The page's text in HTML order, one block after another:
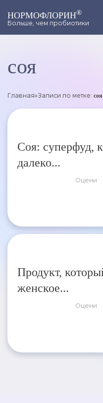
НОРМОФЛОРИН®
Больше, чем пробиотики
соя
Главная»Записи по метке: соя
Соя: суперфуд,
далеко...
Оцени
Продукт,
женское...
Оцени